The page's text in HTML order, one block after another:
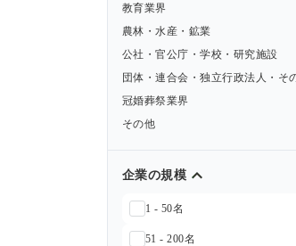
教育業界
農林・水産・鉱業
公社・官公庁・学校・研究施設
団体・連合会・独立行政法人・そ
冠婚葬祭業界
その他
企業の規模
1 - 50名
51 - 200名